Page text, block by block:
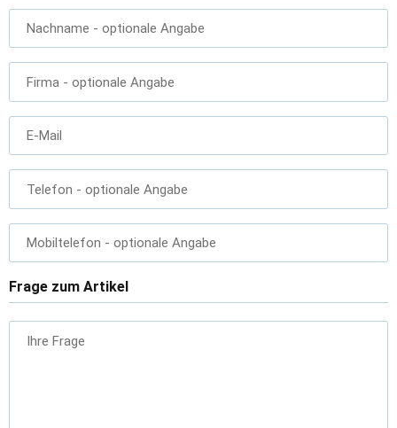
Nachname - optionale Angabe
Firma - optionale Angabe
E-Mail
Telefon - optionale Angabe
Mobiltelefon - optionale Angabe
Frage zum Artikel
Ihre Frage